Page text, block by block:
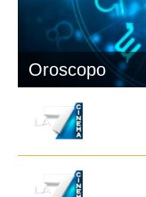
Oroscopo